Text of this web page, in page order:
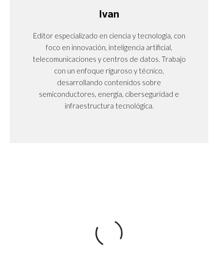
Ivan
Editor especializado en ciencia y tecnología, con
foco en innovación, inteligencia artificial,
telecomunicaciones y centros de datos. Trabajo
con un enfoque riguroso y técnico,
desarrollando contenidos sobre
semiconductores, energía, ciberseguridad e
infraestructura tecnológica.